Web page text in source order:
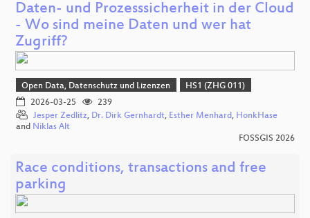
Daten- und Prozesssicherheit in der Cloud
- Wo sind meine Daten und wer hat
Zugriff?
Open Data, Datenschutz und Lizenzen
HS1 (ZHG 011)
2026-03-25
239
Jesper Zedlitz, Dr. Dirk Gernhardt, Esther Menhard, HonkHase
and Niklas Alt
FOSSGIS 2026
Race conditions, transactions and free
parking